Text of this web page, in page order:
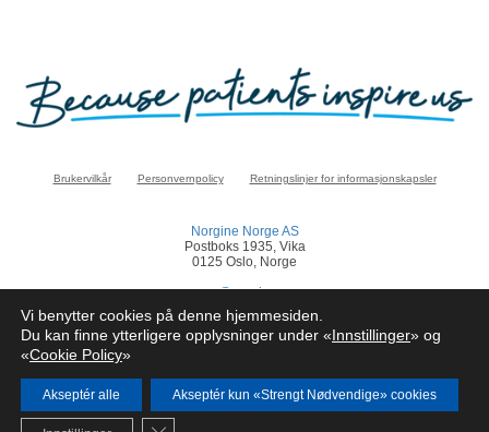
Brukervilkår Personvernpolicy Retningslinjer for informasjonskapsler
Norgine Norge AS
Postboks 1935, Vika
0125 Oslo, Norge
norge@norgine.com
Klikkherfor å rapportere en bivirkning
NO-COR-NP-2200024
Vi benytter cookies på denne hjemmesiden.
Du kan finne ytterligere opplysninger under «Innstillinger» og
«Cookie Policy»
Akseptér alle Akseptér kun «Strengt Nødvendige» cookies